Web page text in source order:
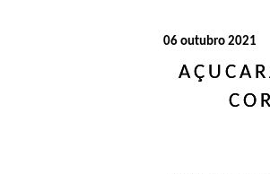
06 outubro 2021